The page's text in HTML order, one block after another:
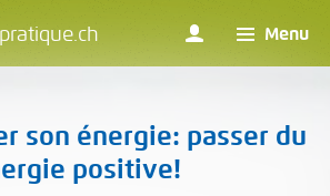
Menu
son énergie: passer du
positive!